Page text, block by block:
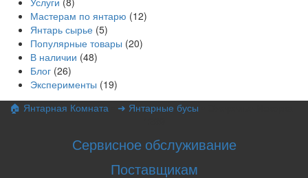
Мастерам по янтарю (12)
Янтарь сырье (5)
Популярные товары (20)
В наличии (48)
Блог (26)
Эксперименты (19)
🏠 Янтарная Комната
➜ Янтарные бусы
Сервисное обслуживание
Поставщикам